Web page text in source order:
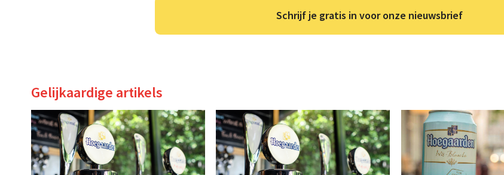
Schrijf je gratis in voor onze nieuwsbrief
Gelijkaardige artikels